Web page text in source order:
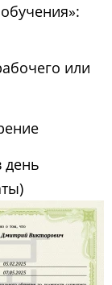
или
день